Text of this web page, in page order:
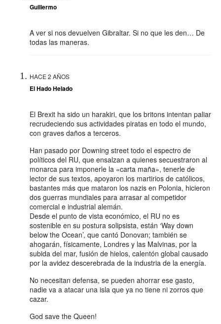
Guillermo
A ver si nos devuelven Gibraltar. Si no que les den… De
todas las maneras.
HACE 2 AÑOS
El Hado Helado
El Brexit ha sido un harakiri, que los britons intentan paliar
recrudeciendo sus actividades piratas en todo el mundo,
con graves daños a terceros.
Han pasado por Downing street todo el espectro de
políticos del RU, que ensalzan a quienes secuestraron al
monarca para imponerle la «carta maña», tenerle de
lector de sus textos, apoyaron los martirios de católicos,
bastantes más que mataron los nazis en Polonia, hicieron
dos guerras mundiales para arrasar al competidor
comercial e industrial alemán.
Desde el punto de vista económico, el RU no es
sostenible en su postura solipsista, están ‘Way down
below the Ocean’, que cantó Donovan; también se
ahogarán, físicamente, Londres y las Malvinas, por la
subida del mar, fusión de hielos, calentón global causado
por la avidez descerebrada de la industria de la energía.
No necesitan defensa, se pueden ahorrar ese gasto,
nadie va a atacar una isla que ya no tiene ni zorros que
cazar.
God save the Queen!